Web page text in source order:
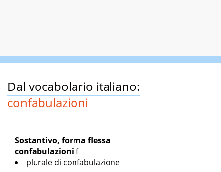
Dal vocabolario italiano:
confabulazioni
Sostantivo, forma flessa
confabulazioni f
plurale di confabulazione